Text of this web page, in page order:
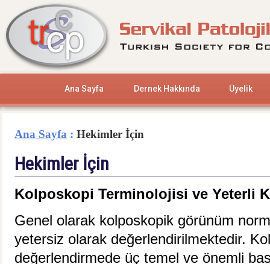
Ana Sayfa Dernek Hakkında Üyelik
Ana Sayfa : Hekimler İçin
Hekimler İçin
Kolposkopi Terminolojisi ve Yeterli
Genel olarak kolposkopik görünüm
yetersiz olarak değerlendirilmektedir.
değerlendirmede üç temel ve önemli